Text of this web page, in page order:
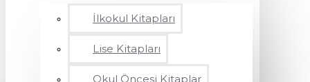
İlkokul Kitapları
Lise Kitapları
Okul Öncesi Kitaplar